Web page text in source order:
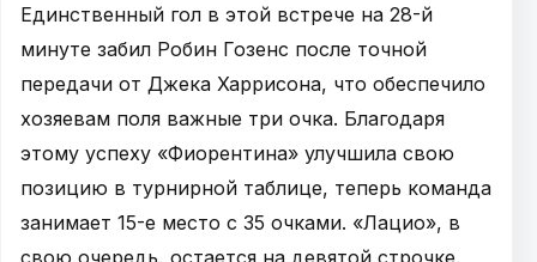
Единственный гол в этой встрече на 28-й
минуте забил Робин Гозенс после точной
передачи от Джека Харрисона, что обеспечило
хозяевам поля важные три очка. Благодаря
этому успеху «Фиорентина» улучшила свою
позицию в турнирной таблице, теперь команда
занимает 15-е место с 35 очками. «Лацио», в
свою очередь, остается на девятой строчке,